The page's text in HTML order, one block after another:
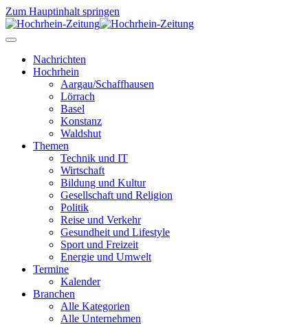
Zum Hauptinhalt springen
Nachrichten
Hochrhein
Aargau/Schaffhausen
Lörrach
Basel
Konstanz
Waldshut
Themen
Technik und IT
Wirtschaft
Bildung und Kultur
Gesellschaft und Religion
Politik
Reise und Verkehr
Gesundheit und Lifestyle
Sport und Freizeit
Energie und Umwelt
Termine
Kalender
Branchen
Alle Kategorien
Alle Unternehmen